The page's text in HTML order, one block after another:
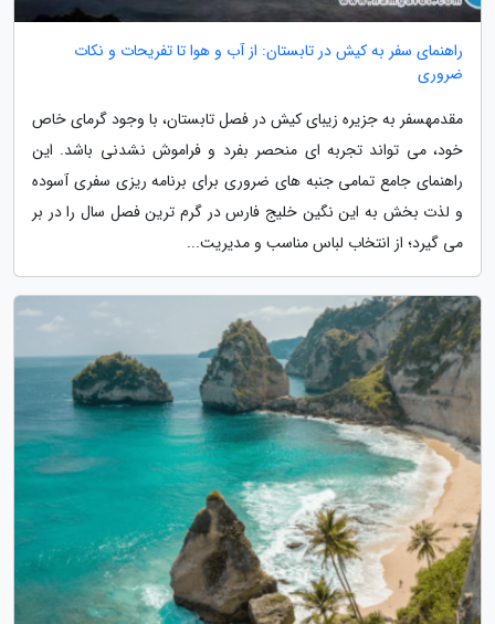
راهنمای سفر به کیش در تابستان: از آب و هوا تا تفریحات و نکات
ضروری
مقدمهسفر به جزیره زیبای کیش در فصل تابستان، با وجود گرمای خاص
خود، می تواند تجربه ای منحصر بفرد و فراموش نشدنی باشد. این
راهنمای جامع تمامی جنبه های ضروری برای برنامه ریزی سفری آسوده
و لذت بخش به این نگین خلیج فارس در گرم ترین فصل سال را در بر
می گیرد؛ از انتخاب لباس مناسب و مدیریت...